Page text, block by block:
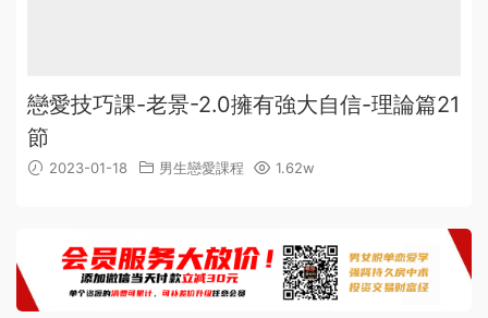
戀愛技巧課-老景-2.0擁有強大自信-理論篇21
節
2023-01-18 男生戀愛課程 1.62w